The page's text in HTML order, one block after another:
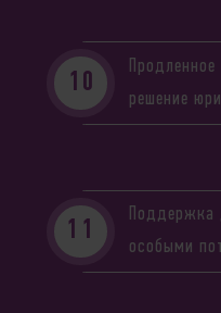
решение
Поддержка
особыми